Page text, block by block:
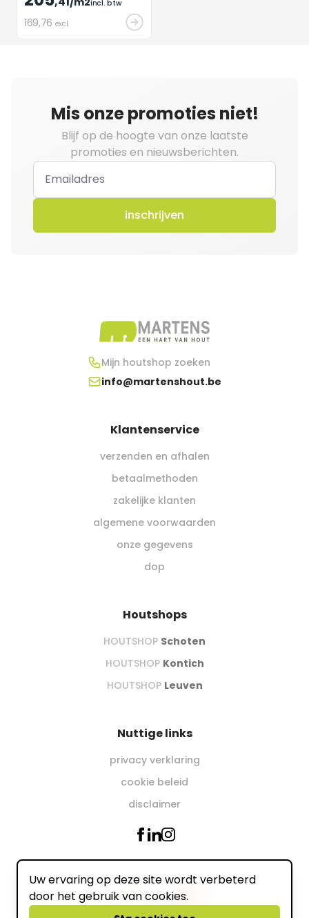
incl. btw
169,76 excl.
Mis onze promoties niet!
Blijf op de hoogte van onze laatste
promoties en nieuwsberichten.
inschrijven
Mijn houtshop zoeken
info@martenshout.be
Klantenservice
verzenden en afhalen
betaalmethoden
zakelijke klanten
algemene voorwaarden
onze gegevens
dop
Houtshops
HOUTSHOP Schoten
HOUTSHOP Kontich
HOUTSHOP Leuven
Nuttige links
privacy verklaring
cookie beleid
disclaimer
Wij accepteren online
Uw ervaring op deze site wordt verbeterd
door het gebruik van cookies.